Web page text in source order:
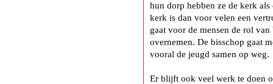
hun dorp hebben ze de kerk
kerk is dan voor velen een
gaat voor de mensen de rol
overnemen. De bisschop gaat
vooral de jeugd samen op weg.
Er blijft ook veel werk te doen